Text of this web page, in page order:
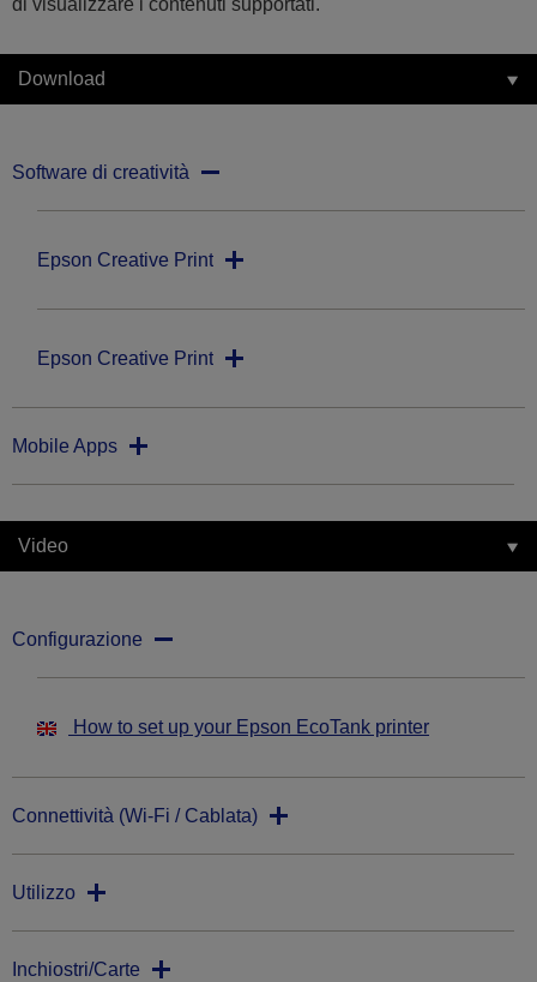
di visualizzare i contenuti supportati.
Download
Software di creatività
Epson Creative Print
Epson Creative Print
Mobile Apps
Video
Configurazione
How to set up your Epson EcoTank printer
Connettività (Wi-Fi / Cablata)
Utilizzo
Inchiostri/Carte